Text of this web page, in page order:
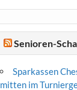
Senioren-
Sparkassen
mitten im